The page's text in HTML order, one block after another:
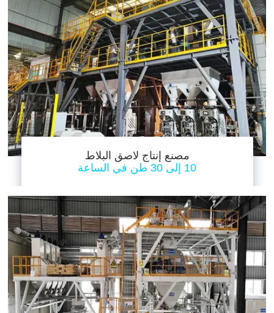
مصنع إنتاج لاصق البلاط
10 إلى 30 طن في الساعة